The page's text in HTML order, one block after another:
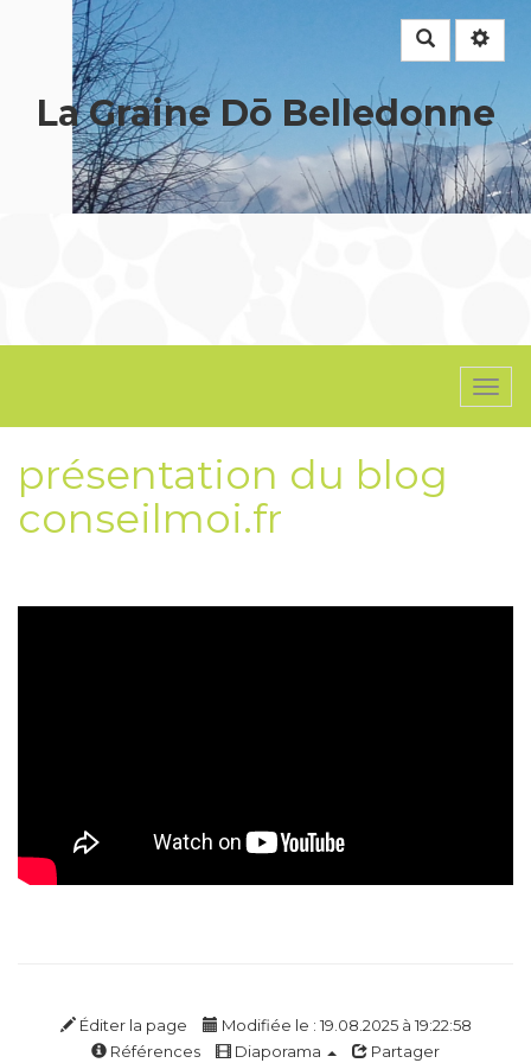
Rechercher
La Graine Dō Belledonne
présentation du blog
conseilmoi.fr
Éditer la page
Modifiée le : 19.08.2025 à 19:22:58
Références
Diaporama Partager